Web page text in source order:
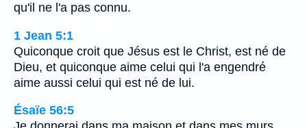
qu'il ne l'a pas connu.
1 Jean 5:1
Quiconque croit que Jésus est le Christ, est né de
Dieu, et quiconque aime celui qui l'a engendré
aime aussi celui qui est né de lui.
Ésaïe 56:5